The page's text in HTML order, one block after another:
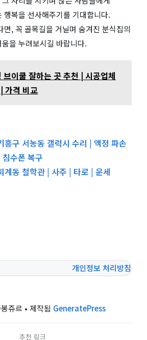
행복을 선사해주기를 기대합니다.
면, 꼭 골목길을 거닐며 숨겨진 분식집의
을 누려보시길 바랍니다.
브이쿨 잘하는 곳 추천 | 시공업체
가격 비교
흥구 서농동 갤럭시 수리 | 액정 파손
수폰 복구
계동 철학관 | 사주 | 타로 | 운세
개인정보 처리방침
쥬르 • 제작됨 GeneratePress
추천 링크